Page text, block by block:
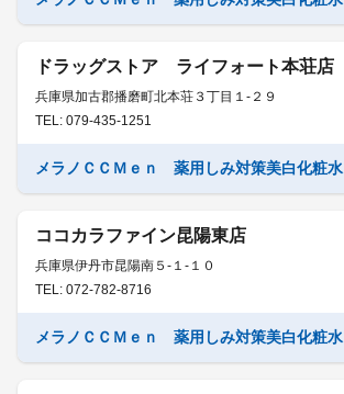
ドラッグストア ライフォート本荘店
兵庫県加古郡播磨町北本荘３丁目１-２９
TEL: 079-435-1251
メラノＣＣＭｅｎ 薬用しみ対策美白化粧水
ココカラファイン昆陽東店
兵庫県伊丹市昆陽南５-１-１０
TEL: 072-782-8716
メラノＣＣＭｅｎ 薬用しみ対策美白化粧水